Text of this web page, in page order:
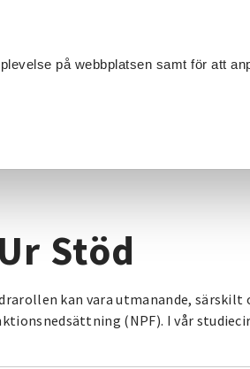
på webbplatsen samt för att
Stöd
kan vara utmanande, särskilt
(NPF). I vår